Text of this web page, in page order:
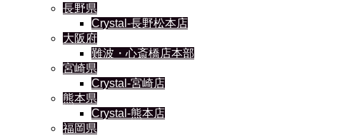
長野県
Crystal-長野松本店
大阪府
難波・心斎橋店本部
宮崎県
Crystal-宮崎店
熊本県
Crystal-熊本店
福岡県